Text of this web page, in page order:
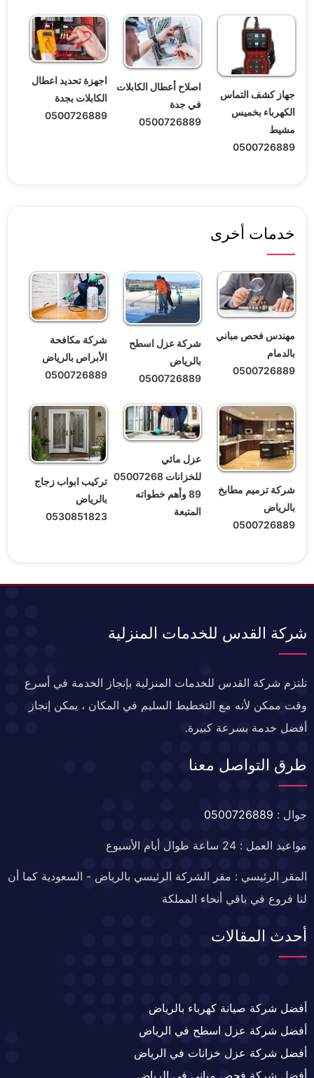
جهاز كشف التماس
الكهرباء بخميس
مشيط
0500726889
اصلاح أعطال الكابلات
في جدة
0500726889
اجهزة تحديد اعطال
الكابلات بجدة
0500726889
خدمات أخرى
مهندس فحص مباني
بالدمام
0500726889
شركة عزل اسطح
بالرياض
0500726889
شركة مكافحة
الأبراص بالرياض
0500726889
شركة ترميم مطابخ
بالرياض
0500726889
عزل مائي
للخزانات 05007268
89 وأهم خطواته
المتبعة
تركيب ابواب زجاج
بالرياض
0530851823
شركة القدس للخدمات المنزلية
تلتزم شركة القدس للخدمات المنزلية بإنجاز الخدمة في أسرع
وقت ممكن لأنه مع التخطيط السليم في المكان ، يمكن إنجاز
أفضل خدمة بسرعة كبيرة.
طرق التواصل معنا
جوال : 0500726889
مواعيد العمل : 24 ساعة طوال أيام الأسبوع
المقر الرئيسي : مقر الشركة الرئيسي بالرياض - السعودية كما أن
لنا فروع في باقي أنحاء المملكة
أحدث المقالات
أفضل شركة صيانة كهرباء بالرياض
أفضل شركة عزل اسطح في الرياض
أفضل شركة عزل خزانات في الرياض
أفضل شركة فحص مباني في الرياض